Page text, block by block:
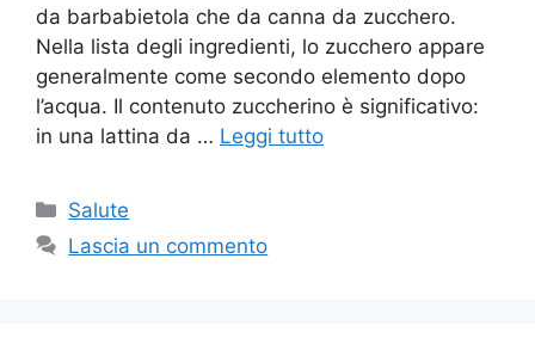
da barbabietola che da canna da zucchero.
Nella lista degli ingredienti, lo zucchero appare
generalmente come secondo elemento dopo
l’acqua. Il contenuto zuccherino è significativo:
in una lattina da … Leggi tutto
Categorie
Salute
Lascia un commento